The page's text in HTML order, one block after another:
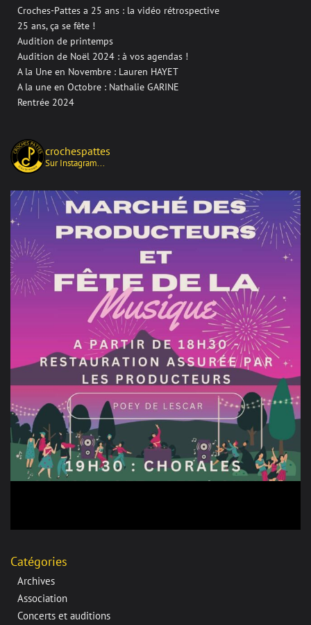
Croches-Pattes a 25 ans : la vidéo rétrospective
25 ans, ça se fête !
Audition de printemps
Audition de Noël 2024 : à vos agendas !
A la Une en Novembre : Lauren HAYET
A la une en Octobre : Nathalie GARINE
Rentrée 2024
crochespattes
Sur Instagram...
Catégories
Archives
Association
Concerts et auditions